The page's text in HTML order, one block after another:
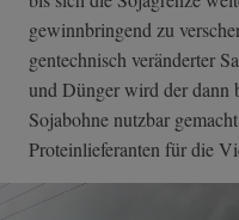
gewinnbringend zu
gentechnisch veränderter
und Dünger wird der dann
Sojabohne nutzbar
Proteinlieferanten für die